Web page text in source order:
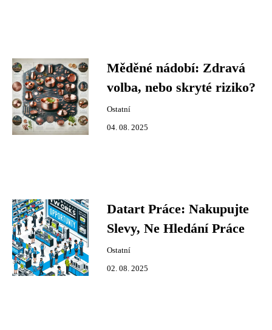
Měděné nádobí: Zdravá
volba, nebo skryté riziko?
Ostatní
04. 08. 2025
Datart Práce: Nakupujte
Slevy, Ne Hledání Práce
Ostatní
02. 08. 2025